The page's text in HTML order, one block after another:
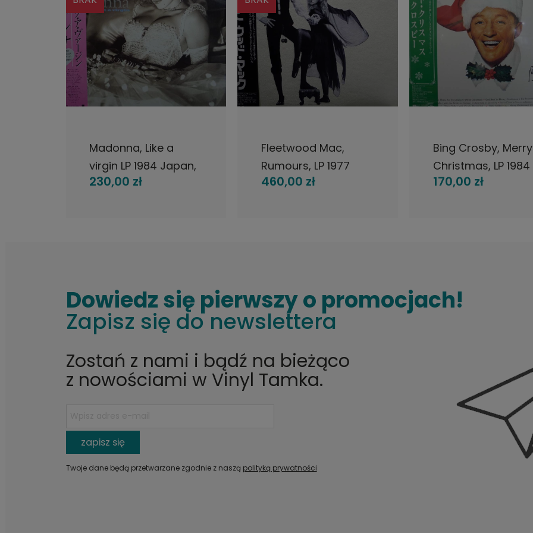
Madonna, Like a
virgin LP 1984 Japan,
Sire Records, płyta
230,00 zł
POWIADOM O DOSTĘPNOŚCI
Fleetwood Mac,
Rumours, LP 1977
Japan, Warner Bros
460,00 zł
POWIADOM O DOSTĘPNOŚCI
Bing Crosby, Merry
Christmas, LP 1984
Japan, MCA
170,00 zł
POWIADOM O
Dowiedz się pierwszy o promocjach!
Zapisz się do newslettera
Zostań z nami i bądź na bieżąco
z nowościami w Vinyl Tamka.
zapisz się
Twoje dane będą przetwarzane zgodnie z naszą polityką prywatności